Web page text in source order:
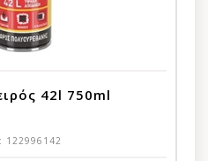
42l 750ml
122996142